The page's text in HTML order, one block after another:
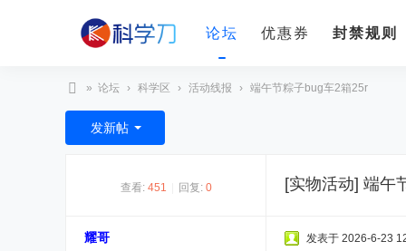
论坛 优惠券 封禁规则
科
学
» 论坛 › 科学区 › 活动线报 › 端午节粽子bug车2箱25r
发新帖
查看: 451 回复: 0 [实物活动] 端午
耀哥 发表于 2026-6-23